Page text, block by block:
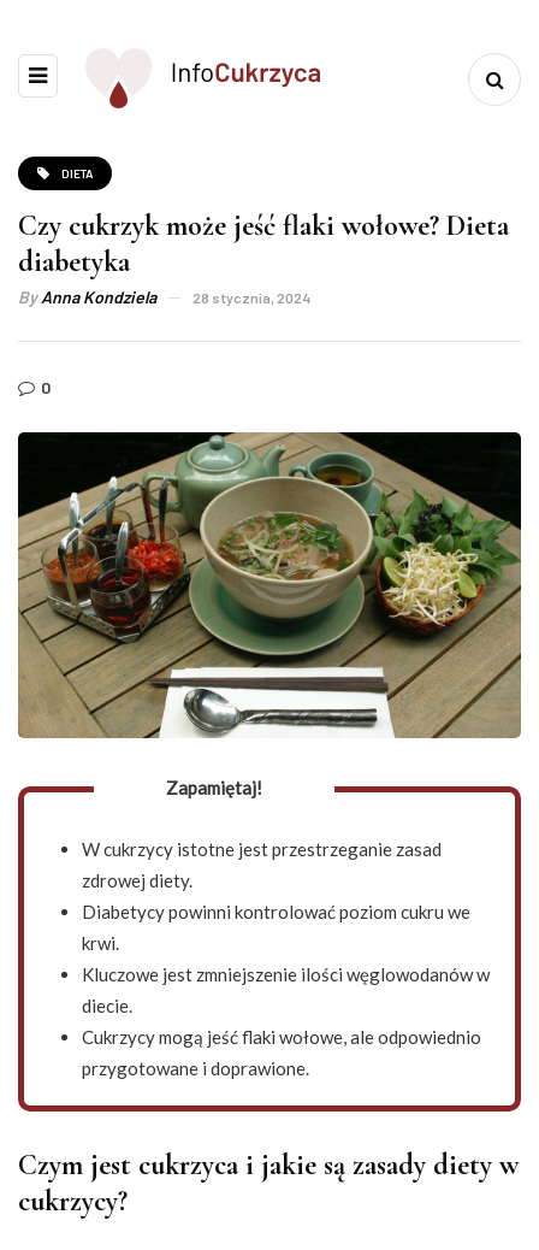
DIETA
Czy cukrzyk może jeść flaki wołowe? Dieta
diabetyka
ByAnna Kondziela 28 stycznia, 2024
0
Zapamiętaj!
W cukrzycy istotne jest przestrzeganie zasad
zdrowej diety.
Diabetycy powinni kontrolować poziom cukru we
krwi.
Kluczowe jest zmniejszenie ilości węglowodanów w
diecie.
Cukrzycy mogą jeść flaki wołowe, ale odpowiednio
przygotowane i doprawione.
Czym jest cukrzyca i jakie są zasady diety w
cukrzycy?